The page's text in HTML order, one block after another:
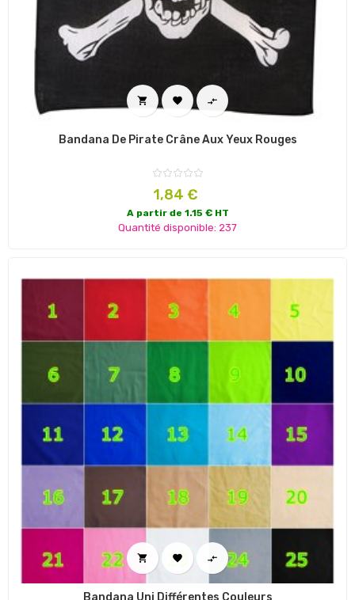
  
Bandana De Pirate Crâne Aux Yeux Rouges
Prix
1,84 €
A partir de 1.15 € HT
Quantité disponible: 237
  
Bandana Uni Différentes Couleurs